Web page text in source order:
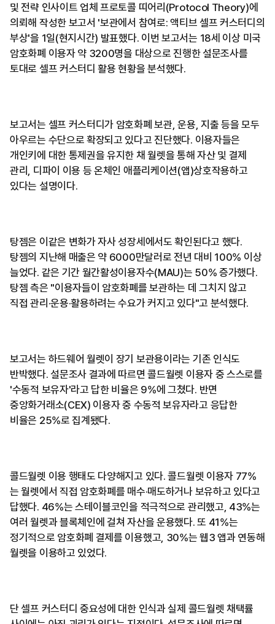
및 전략 인사이트 업체 프로토콜 띠어리(Protocol Theory)에
의뢰해 작성한 보고서 '보관에서 참여로: 액티브 셀프 커스터디의
부상'을 1일(현지시간) 발표했다. 이번 보고서는 18세 이상 미국
암호화폐 이용자 약 3200명을 대상으로 진행한 설문조사를
토대로 셀프 커스터디 활용 현황을 분석했다.
보고서는 셀프 커스터디가 암호화폐 보관, 운용, 지출 등을 모두
아우르는 수단으로 확장되고 있다고 진단했다. 이용자들은
개인키에 대한 통제권을 유지한 채 월렛을 통해 자산 및 결제
관리, 디파이 이용 등 온체인 애플리케이션(앱)상호작용하고
있다는 설명이다.
탕젬은 이같은 변화가 자사 성장세에서도 확인된다고 했다.
탕젬의 지난해 매출은 약 6000만달러로 전년 대비 100% 이상
늘었다. 같은 기간 월간활성이용자수(MAU)는 50% 증가했다.
탕젬 측은 "이용자들이 암호화폐를 보관하는 데 그치지 않고
직접 관리·운용·활용하려는 수요가 커지고 있다"고 분석했다.
보고서는 하드웨어 월렛이 장기 보관용이라는 기존 인식도
반박했다. 설문조사 결과에 따르면 콜드월렛 이용자 중 스스로를
'수동적 보유자'라고 답한 비율은 9%에 그쳤다. 반면
중앙화거래소(CEX) 이용자 중 수동적 보유자라고 응답한
비율은 25%로 집계됐다.
콜드월렛 이용 행태도 다양해지고 있다. 콜드월렛 이용자 77%
는 월렛에서 직접 암호화폐를 매수·매도하거나 보유하고 있다고
답했다. 46%는 스테이블코인을 적극적으로 관리했고, 43%는
여러 월렛과 블록체인에 걸쳐 자산을 운용했다. 또 41%는
정기적으로 암호화폐 결제를 이용했고, 30%는 웹3 앱과 연동해
월렛을 이용하고 있었다.
단 셀프 커스터디 중요성에 대한 인식과 실제 콜드월렛 채택률